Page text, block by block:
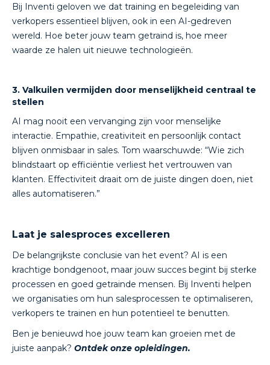
Bij Inventi geloven we dat training en begeleiding van
verkopers essentieel blijven, ook in een AI-gedreven
wereld. Hoe beter jouw team getraind is, hoe meer
waarde ze halen uit nieuwe technologieën.
3. Valkuilen vermijden door menselijkheid centraal te
stellen
AI mag nooit een vervanging zijn voor menselijke
interactie. Empathie, creativiteit en persoonlijk contact
blijven onmisbaar in sales. Tom waarschuwde: “Wie zich
blindstaart op efficiëntie verliest het vertrouwen van
klanten. Effectiviteit draait om de juiste dingen doen, niet
alles automatiseren.”
Laat je salesproces excelleren
De belangrijkste conclusie van het event? AI is een
krachtige bondgenoot, maar jouw succes begint bij sterke
processen en goed getrainde mensen. Bij Inventi helpen
we organisaties om hun salesprocessen te optimaliseren,
verkopers te trainen en hun potentieel te benutten.
Ben je benieuwd hoe jouw team kan groeien met de
juiste aanpak? Ontdek onze opleidingen.